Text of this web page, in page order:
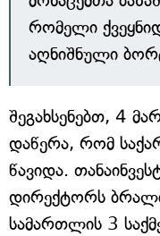
რომელი
აღნიშნული
შეგახსენებთ, 4
დაწერა, რომ
წავიდა.
დირექტორს
სამართლის 3